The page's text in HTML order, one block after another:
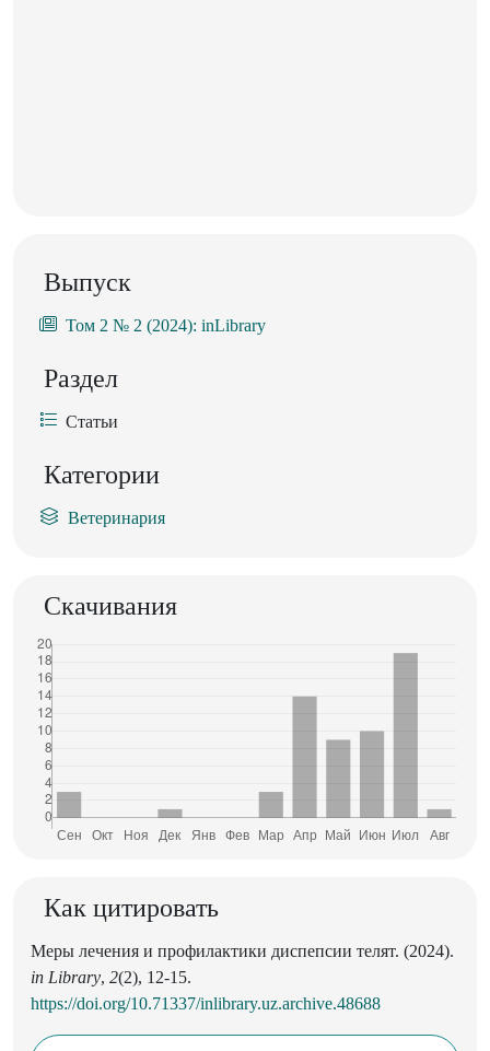
Выпуск
Том 2 № 2 (2024): inLibrary
Раздел
Статьи
Категории
Ветеринария
Скачивания
Как цитировать
Меры лечения и профилактики диспепсии телят. (2024).
in Library, 2(2), 12-15.
https://doi.org/10.71337/inlibrary.uz.archive.48688